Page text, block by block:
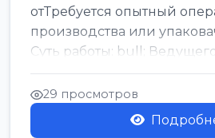
отТребуется опытный
производства или
Суть работы: bull;
линии. Запуск, контроль и
29 просмотров